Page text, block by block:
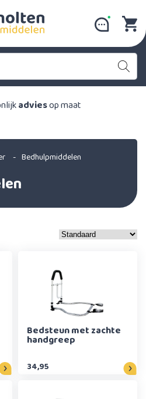
adviesop maat
- Bedhulpmiddelen
Bedsteun met zachte
handgreep
34,95